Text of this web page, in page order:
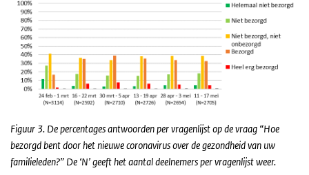
Figuur 3. De percentages antwoorden per vragenlijst op de vraag “Hoe
bezorgd bent door het nieuwe coronavirus over de gezondheid van uw
familieleden?” De ‘N’ geeft het aantal deelnemers per vragenlijst weer.